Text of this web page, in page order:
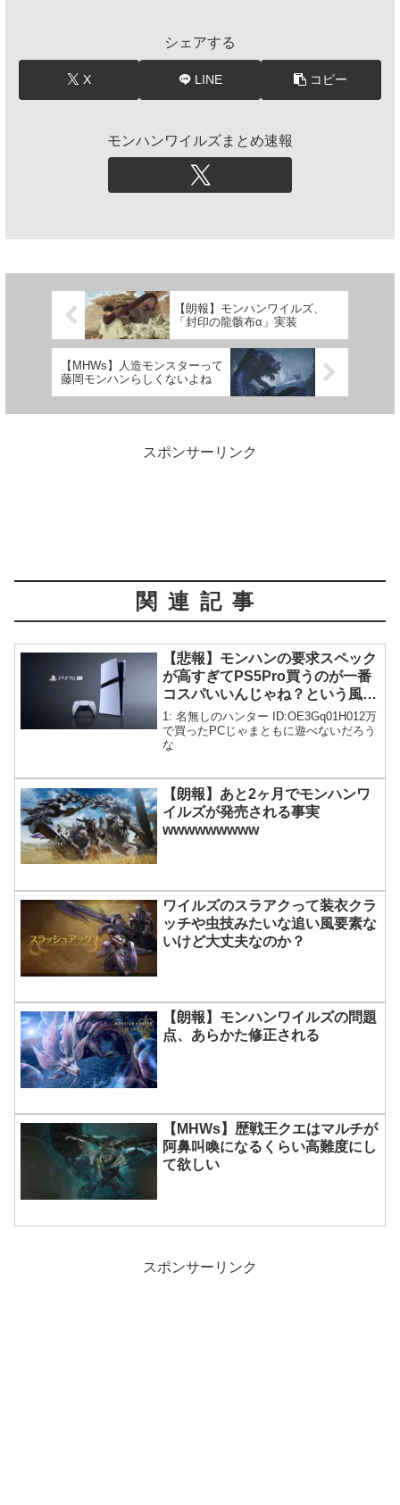
シェアする
X LINE コピー
モンハンワイルズまとめ速報
【朗報】モンハンワイルズ、
「封印の龍骸布α」実装
【MHWs】人造モンスターって
藤岡モンハンらしくないよね
スポンサーリンク
関連記事
【悲報】モンハンの要求スペック
が高すぎてPS5Pro買うのが一番
コスパいいんじゃね？という風潮
広まる
1: 名無しのハンター ID:OE3Gq01H012万
で買ったPCじゃまともに遊べないだろう
な
【朗報】あと2ヶ月でモンハンワ
イルズが発売される事実
wwwwwwwww
ワイルズのスラアクって装衣クラ
ッチや虫技みたいな追い風要素な
いけど大丈夫なのか？
【朗報】モンハンワイルズの問題
点、あらかた修正される
【MHWs】歴戦王クエはマルチが
阿鼻叫喚になるくらい高難度にし
て欲しい
スポンサーリンク